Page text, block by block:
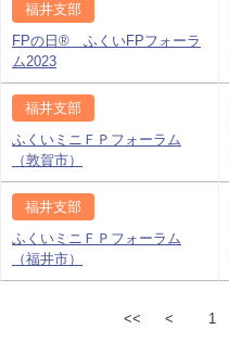
福井支部
FPの日® ふくいFPフォーラ
ム2023
福井支部
ふくいミニＦＰフォーラム
（敦賀市）
福井支部
ふくいミニＦＰフォーラム
（福井市）
<< < 1